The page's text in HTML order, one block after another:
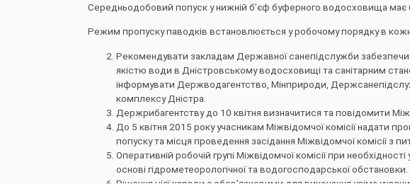
Середньодобовий попуск у нижній б’єф буферного водосховища
Режим пропуску паводків встановлюється у робочому порядку в
Рекомендувати закладам Державної санепідслужби
якістю води в Дністровському водосховищі та санітарним
інформувати Держводагентство, Мінприроди,
комплексу Дністра.
Держрибагентству до 10 квітня визначитися та повідомити
До 5 квітня 2015 року учасникам Міжвідомчої комісії надати
попуску та місця проведення засідання Міжвідомчої комісії з
Оперативній робочій групі Міжвідомчої комісії при
основі гідрометеорологічної та водогосподарської обстановки.